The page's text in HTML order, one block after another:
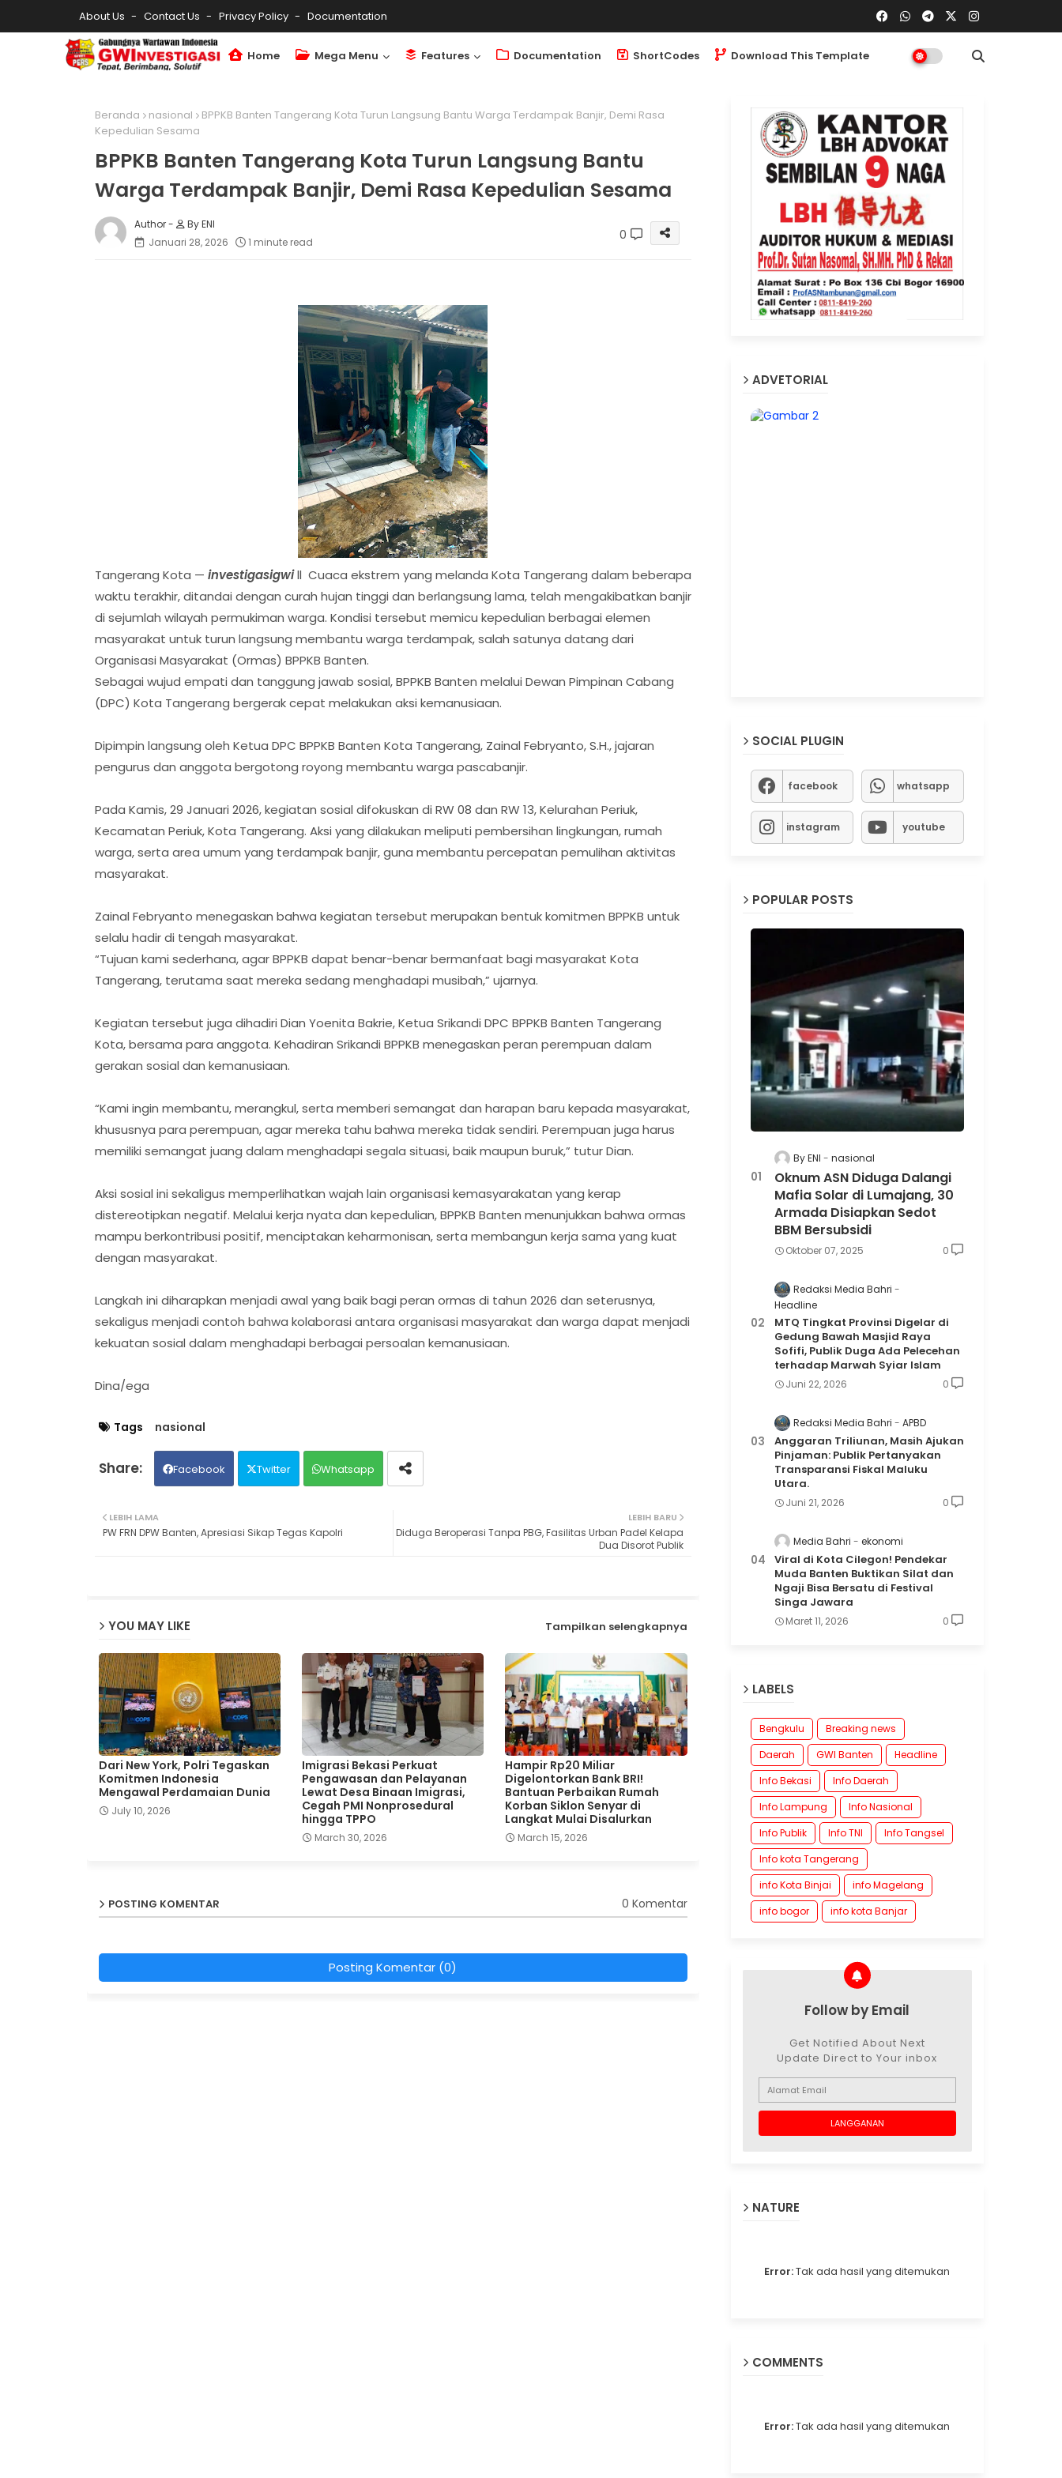
About Us Contact Us Privacy Policy Documentation
Home Mega Menu Features Documentation ShortCodes Download This Template
Beranda nasional
BPPKB Banten Tangerang Kota Turun Langsung Bantu Warga Terdampak Banjir, Demi Rasa
Kepedulian Sesama
BPPKB Banten Tangerang Kota Turun Langsung Bantu
Warga Terdampak Banjir, Demi Rasa Kepedulian Sesama
By ENI
Januari 28, 2026
1 minute read 0
Tangerang Kota — investigasigwill Cuaca ekstrem yang melanda Kota Tangerang dalam beberapa
waktu terakhir, ditandai dengan curah hujan tinggi dan berlangsung lama, telah mengakibatkan banjir
di sejumlah wilayah permukiman warga. Kondisi tersebut memicu kepedulian berbagai elemen
masyarakat untuk turun langsung membantu warga terdampak, salah satunya datang dari
Organisasi Masyarakat (Ormas) BPPKB Banten.
Sebagai wujud empati dan tanggung jawab sosial, BPPKB Banten melalui Dewan Pimpinan Cabang
(DPC) Kota Tangerang bergerak cepat melakukan aksi kemanusiaan.
Dipimpin langsung oleh Ketua DPC BPPKB Banten Kota Tangerang, Zainal Febryanto, S.H., jajaran
pengurus dan anggota bergotong royong membantu warga pascabanjir.
Pada Kamis, 29 Januari 2026, kegiatan sosial difokuskan di RW 08 dan RW 13, Kelurahan Periuk,
Kecamatan Periuk, Kota Tangerang. Aksi yang dilakukan meliputi pembersihan lingkungan, rumah
warga, serta area umum yang terdampak banjir, guna membantu percepatan pemulihan aktivitas
masyarakat.
Zainal Febryanto menegaskan bahwa kegiatan tersebut merupakan bentuk komitmen BPPKB untuk
selalu hadir di tengah masyarakat.
“Tujuan kami sederhana, agar BPPKB dapat benar-benar bermanfaat bagi masyarakat Kota
Tangerang, terutama saat mereka sedang menghadapi musibah,” ujarnya.
Kegiatan tersebut juga dihadiri Dian Yoenita Bakrie, Ketua Srikandi DPC BPPKB Banten Tangerang
Kota, bersama para anggota. Kehadiran Srikandi BPPKB menegaskan peran perempuan dalam
gerakan sosial dan kemanusiaan.
“Kami ingin membantu, merangkul, serta memberi semangat dan harapan baru kepada masyarakat,
khususnya para perempuan, agar mereka tahu bahwa mereka tidak sendiri. Perempuan juga harus
memiliki semangat juang dalam menghadapi segala situasi, baik maupun buruk,” tutur Dian.
Aksi sosial ini sekaligus memperlihatkan wajah lain organisasi kemasyarakatan yang kerap
distereotipkan negatif. Melalui kerja nyata dan kepedulian, BPPKB Banten menunjukkan bahwa ormas
mampu berkontribusi positif, menciptakan keharmonisan, serta membangun kerja sama yang kuat
dengan masyarakat.
Langkah ini diharapkan menjadi awal yang baik bagi peran ormas di tahun 2026 dan seterusnya,
sekaligus menjadi contoh bahwa kolaborasi antara organisasi masyarakat dan warga dapat menjadi
kekuatan sosial dalam menghadapi berbagai persoalan kemanusiaan.
Dina/ega
Tags nasional
Facebook Twitter Whatsapp
LEBIH BARU
Diduga Beroperasi Tanpa PBG, Fasilitas Urban Padel Kelapa
Dua Disorot Publik
LEBIH LAMA
PW FRN DPW Banten, Apresiasi Sikap Tegas Kapolri
YOU MAY LIKE Tampilkan selengkapnya
Dari New York, Polri Tegaskan
Komitmen Indonesia
Mengawal Perdamaian Dunia
July 10, 2026
Imigrasi Bekasi Perkuat
Pengawasan dan Pelayanan
Lewat Desa Binaan Imigrasi,
Cegah PMI Nonprosedural
hingga TPPO
March 30, 2026
Hampir Rp20 Miliar
Digelontorkan Bank BRI!
Bantuan Perbaikan Rumah
Korban Siklon Senyar di
Langkat Mulai Disalurkan
March 15, 2026
POSTING KOMENTAR 0 Komentar
Posting Komentar (0)
ADVETORIAL
SOCIAL PLUGIN
facebook whatsapp
instagram youtube
POPULAR POSTS
By ENI nasional
Oknum ASN Diduga Dalangi
Mafia Solar di Lumajang, 30
Armada Disiapkan Sedot
BBM Bersubsidi
Oktober 07, 2025 0
Redaksi Media Bahri
Headline
MTQ Tingkat Provinsi Digelar di
Gedung Bawah Masjid Raya
Sofifi, Publik Duga Ada Pelecehan
terhadap Marwah Syiar Islam
Juni 22, 2026 0
Redaksi Media Bahri APBD
Anggaran Triliunan, Masih Ajukan
Pinjaman: Publik Pertanyakan
Transparansi Fiskal Maluku
Utara.
Juni 21, 2026 0
Media Bahri ekonomi
Viral di Kota Cilegon! Pendekar
Muda Banten Buktikan Silat dan
Ngaji Bisa Bersatu di Festival
Singa Jawara
Maret 11, 2026 0
LABELS
Bengkulu
Breaking news
Daerah
GWI Banten
Headline
Info Bekasi
Info Daerah
Info Lampung
Info Nasional
Info Publik
Info TNI
Info Tangsel
Info kota Tangerang
info Kota Binjai
info Magelang
info bogor
info kota Banjar
Follow by Email
Get Notified About Next
Update Direct to Your inbox
NATURE
Error:Tak ada hasil yang ditemukan
COMMENTS
Error:Tak ada hasil yang ditemukan